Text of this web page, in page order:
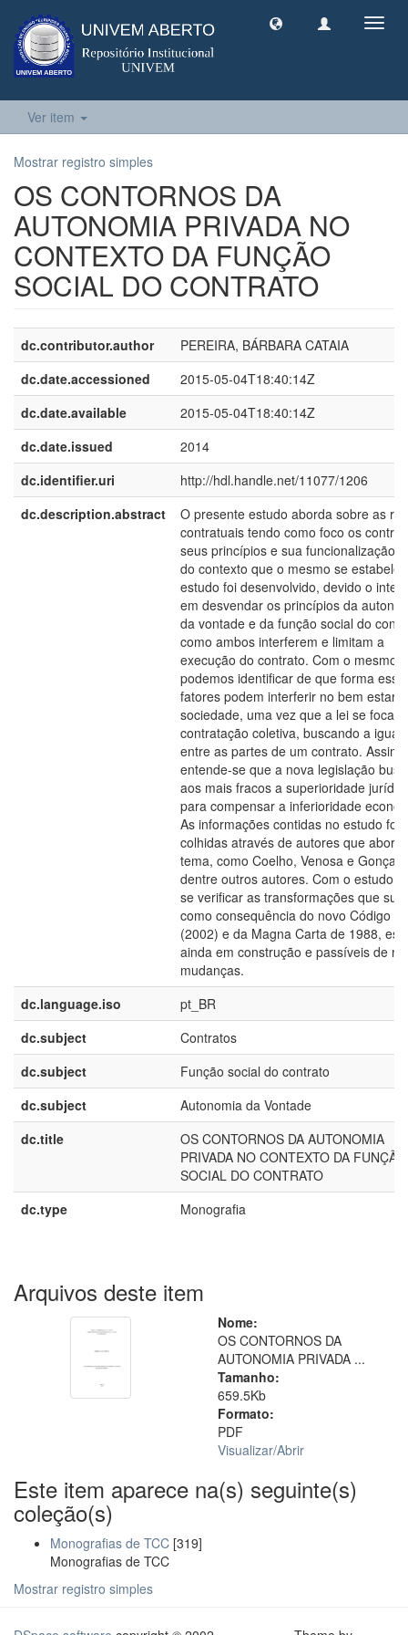
Ver item
Mostrar registro simples
OS CONTORNOS DA
AUTONOMIA PRIVADA NO
CONTEXTO DA FUNÇÃO
SOCIAL DO CONTRATO
dc.contributor.author
PEREIRA, BÁRBARA CATAIA
dc.date.accessioned
2015-05-04T18:40:14Z
dc.date.available
2015-05-04T18:40:14Z
dc.date.issued
2014
dc.identifier.uri
http://hdl.handle.net/11077/1206
dc.description.abstract
O presente estudo aborda sobre as
contratuais tendo como foco os
seus princípios e sua funcionalização
do contexto que o mesmo se
estudo foi desenvolvido, devido o
em desvendar os princípios da
da vontade e da função social do
como ambos interferem e limitam a
execução do contrato. Com o mesmo,
podemos identificar de que forma
fatores podem interferir no bem estar
sociedade, uma vez que a lei se foca
contratação coletiva, buscando a
entre as partes de um contrato. Assim,
entende-se que a nova legislação
aos mais fracos a superioridade
para compensar a inferioridade
As informações contidas no estudo
colhidas através de autores que
tema, como Coelho, Venosa e
dentre outros autores. Com o estudo
se verificar as transformações que
como consequência do novo Código
(2002) e da Magna Carta de 1988,
ainda em construção e passíveis de
mudanças.
dc.language.iso
pt_BR
dc.subject
Contratos
dc.subject
Função social do contrato
dc.subject
Autonomia da Vontade
dc.title
OS CONTORNOS DA AUTONOMIA
PRIVADA NO CONTEXTO DA FUNÇÃO
SOCIAL DO CONTRATO
dc.type
Monografia
Arquivos deste item
Nome:
OS CONTORNOS DA
AUTONOMIA PRIVADA ...
Tamanho:
659.5Kb
Formato:
PDF
Visualizar/Abrir
Este item aparece na(s) seguinte(s)
coleção(s)
Monografias de TCC [319]
Monografias de TCC
Mostrar registro simples